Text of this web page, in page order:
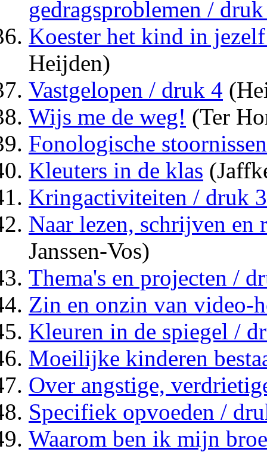
gedragsproblemen /
Koester het kind in
Heijden)
Vastgelopen / druk 4
Wijs me de weg! (Ter
Fonologische
Kleuters in de klas
Kringactiviteiten / druk 3
Naar lezen, schrijven en
Janssen-Vos)
Thema's en projecten /
Zin en onzin van video-
Kleuren in de spiegel /
Moeilijke kinderen
Over angstige,
Specifiek opvoeden /
Waarom ben ik mijn